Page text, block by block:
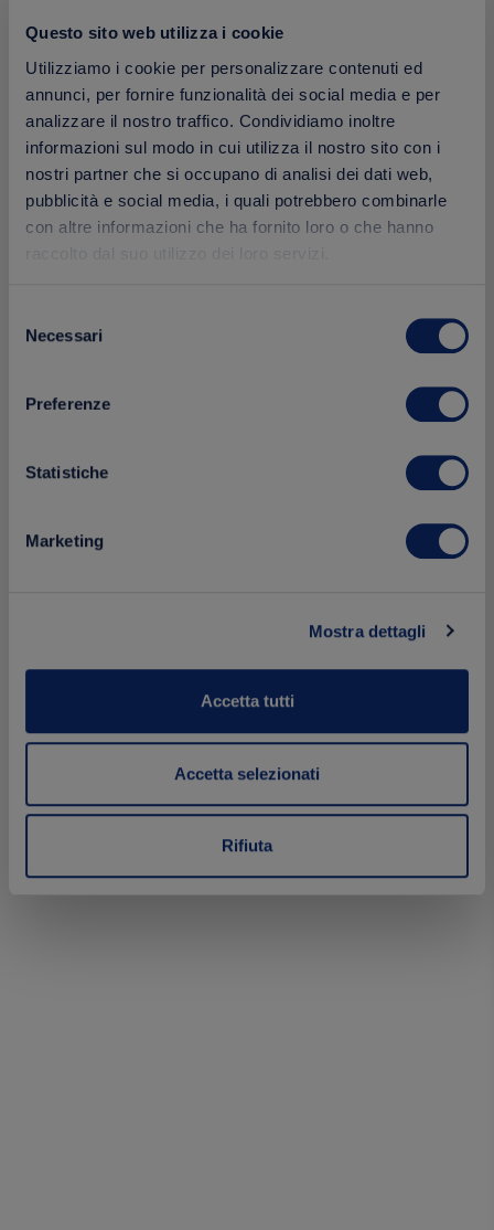
Questo sito web utilizza i cookie
Utilizziamo i cookie per personalizzare contenuti ed
annunci, per fornire funzionalità dei social media e per
analizzare il nostro traffico. Condividiamo inoltre
informazioni sul modo in cui utilizza il nostro sito con i
nostri partner che si occupano di analisi dei dati web,
pubblicità e social media, i quali potrebbero combinarle
con altre informazioni che ha fornito loro o che hanno
delNecessari
Preferenze
Statistiche
Marketing
Mostra dettagli
Accetta tutti
Accetta selezionati
Rifiuta